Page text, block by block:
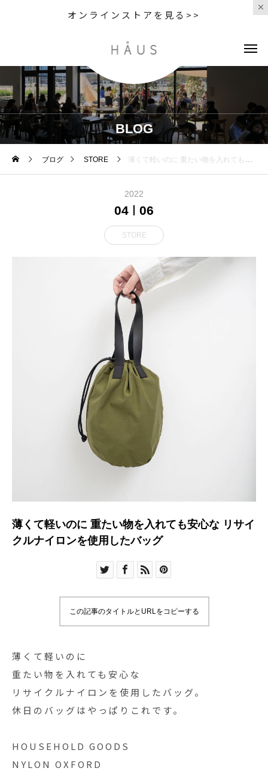
オンラインストアを見る>>
BLOG
ブログ STORE 薄くて軽いのに 重たい物を入れても安心な リサイクルナイロンを使用したバッグ
2022
04 06
STORE
薄くて軽いのに 重たい物を入れても安心な リサイ
クルナイロンを使用したバッグ
この記事のタイトルとURLをコピーする
薄くて軽いのに
重たい物を入れても安心な
リサイクルナイロンを使用したバッグ。
休日のバッグはやっぱりこれです。
HOUSEHOLD GOODS
NYLON OXFORD